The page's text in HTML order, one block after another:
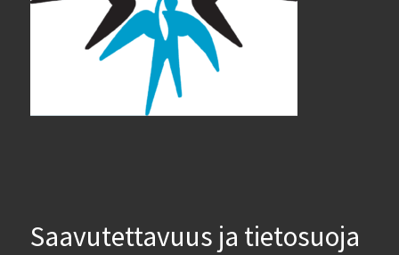
Saavutettavuus ja tietosuoja